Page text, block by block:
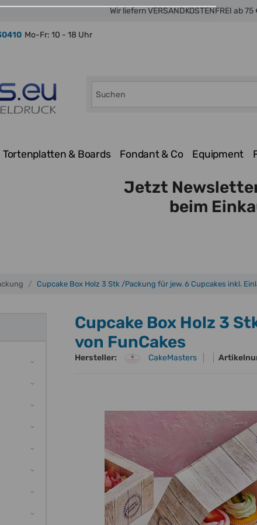
Wir liefern VERSANDKOSTENFREI ab
Mo-Fr: 10 - 18 Uhr
Tortenplatten & Boards Fondant & Co Equipment
Jetzt
beim
Cupcake Box Holz 3 Stk /Packung für jew. 6 Cupcakes inkl.
Cupcake Box Holz 3
von FunCakes
Hersteller: CakeMasters